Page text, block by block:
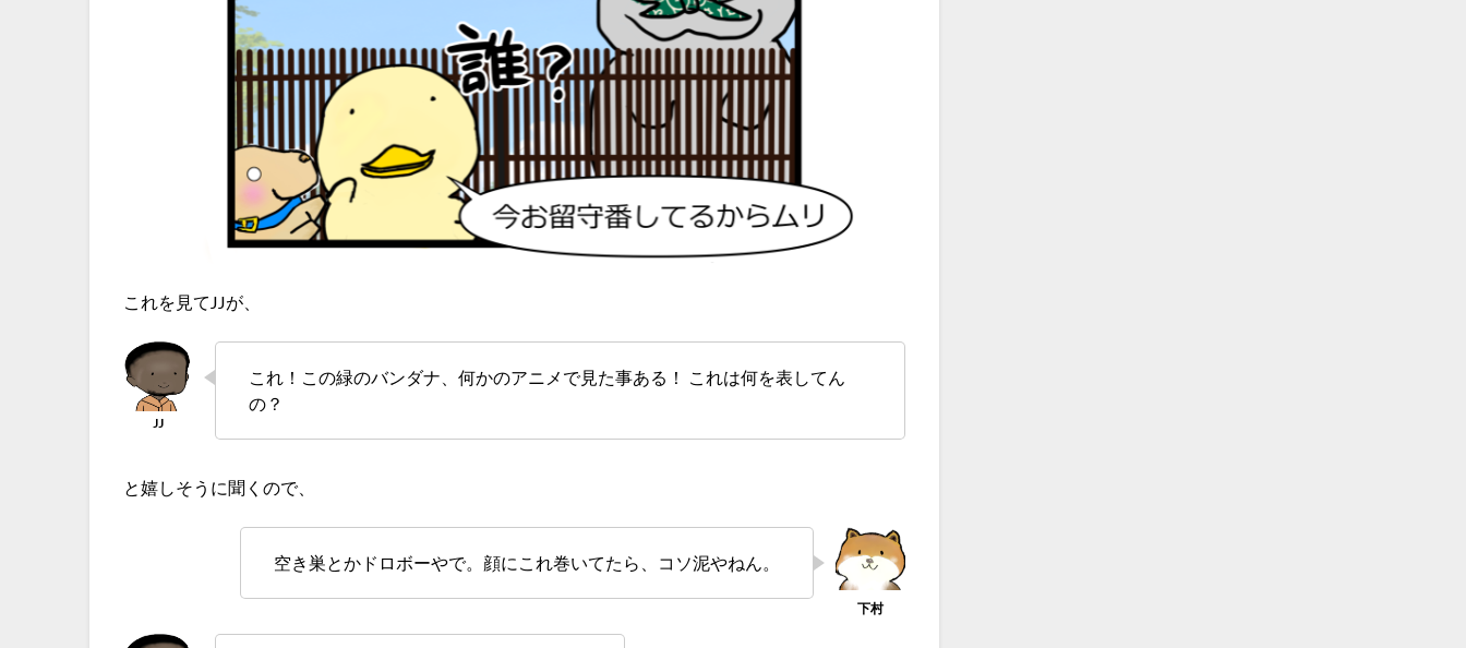
これを見てJJが、
これ！この緑のバンダナ、何かのアニメで見た事ある！ これは何を表してん
の？
と嬉しそうに聞くので、
空き巣とかドロボーやで。顔にこれ巻いてたら、コソ泥やねん。